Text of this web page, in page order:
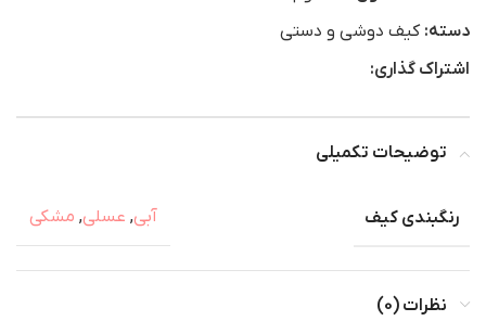
دسته: کیف دوشی و دستی
اشتراک گذاری:
توضیحات تکمیلی
رنگبندی کیف آبی, عسلی, مشکی
نظرات (0)